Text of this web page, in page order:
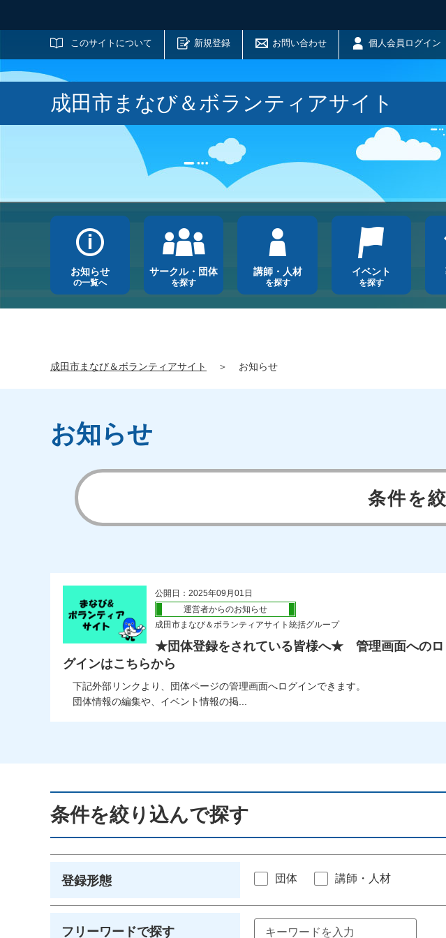
このサイトについて 新規登録 お問い合わせ 個人会員ログイン
サイト内検索
成田市まなび＆ボランティアサイト
お知らせ
の一覧へ
サークル・団体
を探す
講師・人材
を探す
イベント
を探す
成田市まなび＆ボランティアサイト ＞ お知らせ
お知らせ
条件を
公開日：2025年09月01日
運営者からのお知らせ
成田市まなび＆ボランティアサイト統括グループ
★団体登録をされている皆様へ★ 管理画面へのロ
グインはこちらから
下記外部リンクより、団体ページの管理画面へログインできます。
団体情報の編集や、イベント情報の掲...
条件を絞り込んで探す
登録形態 団体 講師・人材
フリーワードで探す